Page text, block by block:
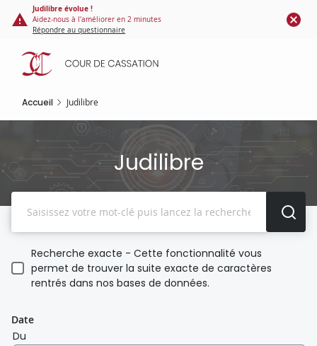
Panneau de gestion des cookies
contenu
principal
Judilibre évolue !
Aidez-nous à l'améliorer en 2 minutes
Répondre au questionnaire
Accueil Judilibre
Judilibre
Recherche exacte - Cette fonctionnalité vous
permet de trouver la suite exacte de caractères
rentrés dans nos bases de données.
Date
Du